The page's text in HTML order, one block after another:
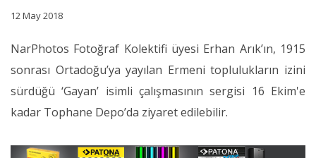
12 May 2018
NarPhotos Fotoğraf Kolektifi üyesi Erhan Arık’ın, 1915
sonrası Ortadoğu’ya yayılan Ermeni toplulukların izini
sürdüğü ‘Gayan’ isimli çalışmasının sergisi 16 Ekim'e
kadar Tophane Depo’da ziyaret edilebilir.